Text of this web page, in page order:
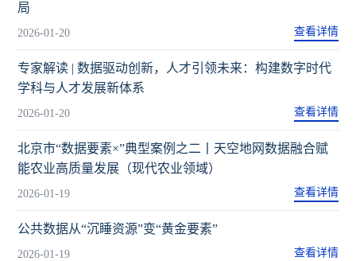
局
2026-01-20 查看详情
专家解读 | 数据驱动创新，人才引领未来：构建数字时代
学科与人才发展新体系
2026-01-20 查看详情
北京市“数据要素×”典型案例之二丨天空地网数据融合赋
能农业高质量发展（现代农业领域）
2026-01-19 查看详情
公共数据从“沉睡资源”变“黄金要素”
2026-01-19 查看详情